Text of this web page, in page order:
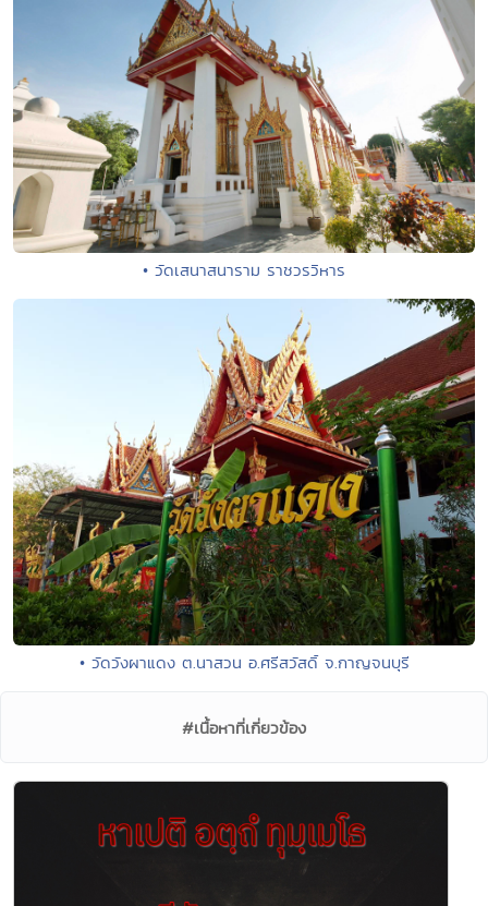
• วัดเสนาสนาราม ราชวรวิหาร
• วัดวังผาแดง ต.นาสวน อ.ศรีสวัสดิ์ จ.กาญจนบุรี
#เนื้อหาที่เกี่ยวข้อง